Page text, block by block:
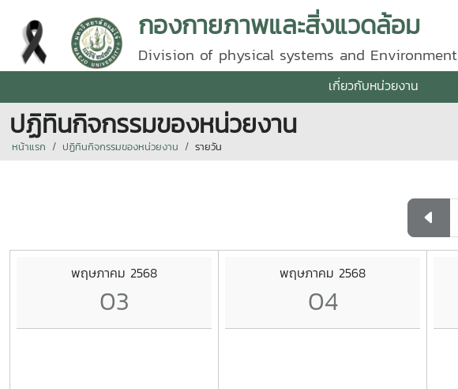
กองกายภาพและสิ่งแวดล้อม
Division of physical systems and Environment
เกี่ยวกับหน่วยงาน
ปฏิทินกิจกรรมของหน่วยงาน
หน้าแรก ปฏิทินกิจกรรมของหน่วยงาน รายวัน
พฤษภาคม 2568
03
พฤษภาคม 2568
04